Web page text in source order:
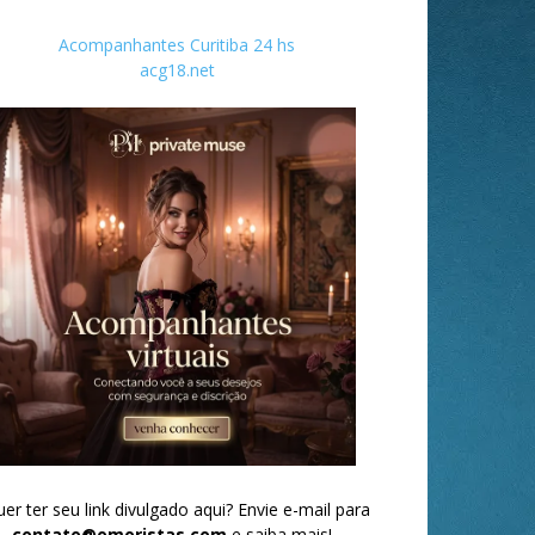
Acompanhantes Curitiba 24 hs
acg18.net
ter seu link divulgado aqui? Envie e-mail para